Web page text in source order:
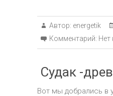
Автор: energetik
Комментарий: Нет
Судак -
Вот мы добрались в